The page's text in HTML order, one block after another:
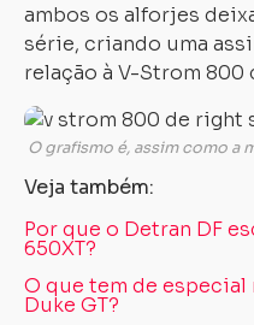
ambos os alforjes
série, criando uma
relação à V-Strom 800
O grafismo é, assim como a
Veja também:
Por que o Detran DF
650XT?
O que tem de especial
Duke GT?